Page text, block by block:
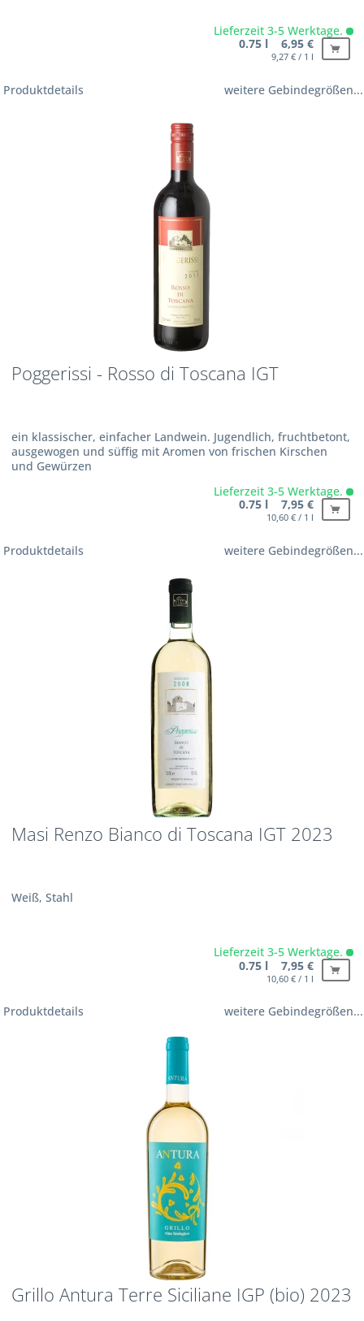
Lieferzeit 3-5 Werktage.
0.75 l 6,95 €
9,27 € / 1 l
Produktdetails weitere Gebindegrößen...
Poggerissi - Rosso di Toscana IGT
ein klassischer, einfacher Landwein. Jugendlich, fruchtbetont,
ausgewogen und süffig mit Aromen von frischen Kirschen
und Gewürzen
Lieferzeit 3-5 Werktage.
0.75 l 7,95 €
10,60 € / 1 l
Produktdetails weitere Gebindegrößen...
Masi Renzo Bianco di Toscana IGT 2023
Weiß, Stahl
Lieferzeit 3-5 Werktage.
0.75 l 7,95 €
10,60 € / 1 l
Produktdetails weitere Gebindegrößen...
Grillo Antura Terre Siciliane IGP (bio) 2023